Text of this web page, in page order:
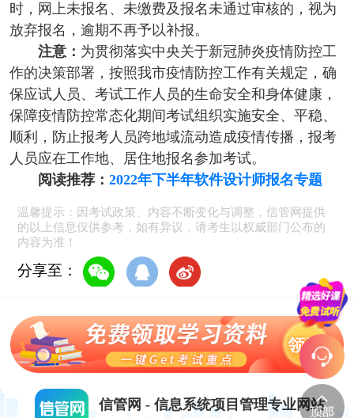
时，网上未报名、未缴费及报名未通过审核的，视为
放弃报名，逾期不再予以补报。
注意： 为贯彻落实中央关于新冠肺炎疫情防控工
作的决策部署，按照我市疫情防控工作有关规定，确
保应试人员、考试工作人员的生命安全和身体健康，
保障疫情防控常态化期间考试组织实施安全、平稳、
顺利，防止报考人员跨地域流动造成疫情传播，报考
人员应在工作地、居住地报名参加考试。
阅读推荐： 2022年下半年软件设计师报名专题
温馨提示：因考试政策、内容不断变化与调整，信管网提供
的以上信息仅供参考，如有异议，请考生以权威部门公布的
内容为准！
分享至：
信管网 - 信息系统项目管理专业网站